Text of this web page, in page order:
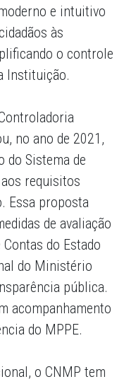
e intuitivo
às
o controle
Instituição.
no ano de 2021,
do Sistema de
requisitos
Essa proposta
de avaliação
do Estado
do Ministério
pública.
acompanhamento
do MPPE.
o CNMP tem